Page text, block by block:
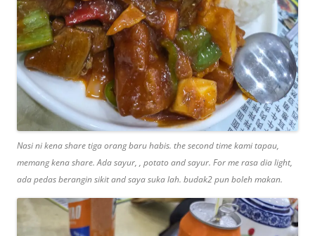
Nasi ni kena share tiga orang baru habis. the second time kami tapau,
memang kena share. Ada sayur, , potato and sayur. For me rasa dia light,
ada pedas berangin sikit and saya suka lah. budak2 pun boleh makan.